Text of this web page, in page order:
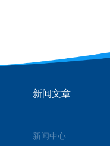
新闻文章
新闻中心